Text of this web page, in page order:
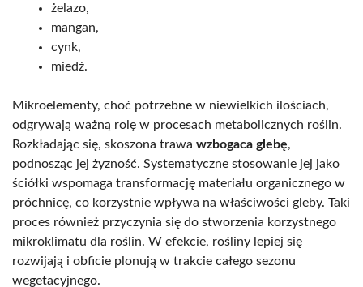
żelazo,
mangan,
cynk,
miedź.
Mikroelementy, choć potrzebne w niewielkich ilościach,
odgrywają ważną rolę w procesach metabolicznych roślin.
Rozkładając się, skoszona trawa wzbogaca glebę,
podnosząc jej żyzność. Systematyczne stosowanie jej jako
ściółki wspomaga transformację materiału organicznego w
próchnicę, co korzystnie wpływa na właściwości gleby. Taki
proces również przyczynia się do stworzenia korzystnego
mikroklimatu dla roślin. W efekcie, rośliny lepiej się
rozwijają i obficie plonują w trakcie całego sezonu
wegetacyjnego.